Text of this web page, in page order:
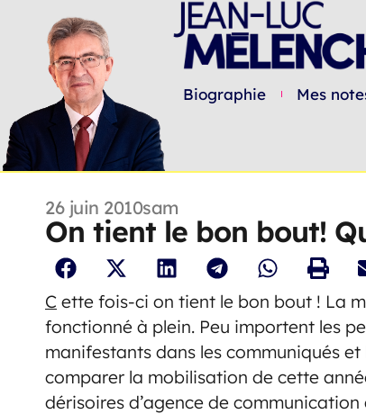
Biographie Mes
26 juin 2010sam
On tient le bon bout!
C ette fois-ci on tient le bon bout ! La
fonctionné à plein. Peu importent les
manifestants dans les communiqués
comparer la mobilisation de cette
dérisoires d’agence de communication